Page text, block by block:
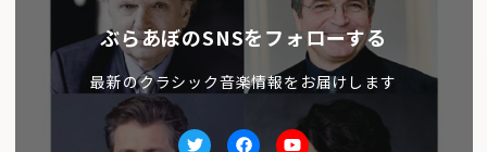
ぶらあぼのSNSをフォローする
最新のクラシック音楽情報をお届けします